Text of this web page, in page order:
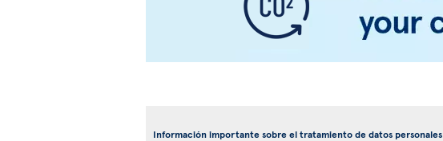
Información importante sobre el tratamiento de datos personales